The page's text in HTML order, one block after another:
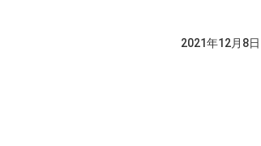
2021年12月8日